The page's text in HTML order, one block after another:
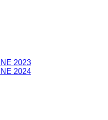
2023
2024